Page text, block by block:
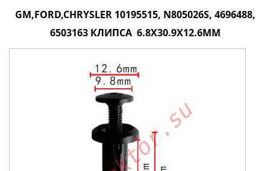
GM,FORD,CHRYSLER 10195515, N805026S, 4696488,
6503163 КЛИПСА 6.8X30.9X12.6MM